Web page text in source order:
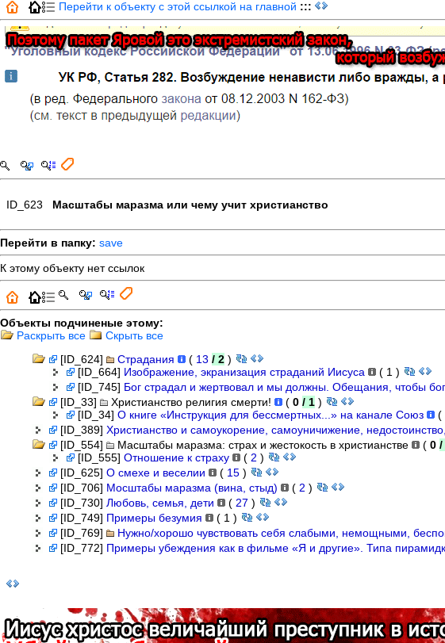
Перейти к объекту с этой ссылкой на главной :::
ID_623 Масштабы маразма или чему учит христианство
Перейти в папку: save
К этому объекту нет ссылок
Объекты подчиненые этому:
Раскрыть все
Скрыть все
[ID_624]
Страдания ( 13 / 2 )
[ID_664] Изображение, экранизация страданий Иисуса ( 1 )
[ID_745] Бог страдал и жертвовал и мы должны. Обещания, чтобы
[ID_33]
Христианство религия смерти! ( 0 / 1 )
[ID_34] О книге «Инструкция для бессмертных...» на канале Союз (
[ID_389] Христианство и самоукорение, самоуничижение,
[ID_554]
Масштабы маразма: страх и жестокость в христианстве ( 0 /
[ID_555] Отношение к страху ( 2 )
[ID_625] О смехе и веселии ( 15 )
[ID_706] Мосштабы маразма (вина, стыд) ( 2 )
[ID_730] Любовь, семья, дети ( 27 )
[ID_749] Примеры безумия ( 1 )
[ID_769]
Нужно/хорошо чувствовать себя слабыми, немощными,
[ID_772] Примеры убеждения как в фильме «Я и другие». Типа